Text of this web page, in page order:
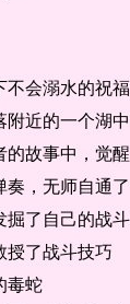
不会溺水的祝福
附近的一个湖
的故事中，觉
奏，无师自通
掘了自己的战
授了战斗技巧
毒蛇